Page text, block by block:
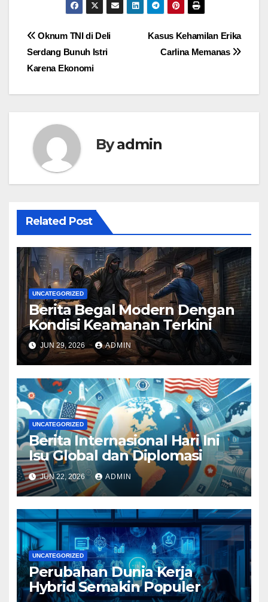
Post
navigation
Kasus Kehamilan Erika
Carlina Memanas
Oknum TNI di Deli
Serdang Bunuh Istri
Karena Ekonomi
Byadmin
Related Post
UNCATEGORIZED
Berita Begal Modern Dengan
Kondisi Keamanan Terkini
JUN 29, 2026 ADMIN
UNCATEGORIZED
Berita Internasional Hari Ini
Isu Global dan Diplomasi
JUN 22, 2026 ADMIN
UNCATEGORIZED
Perubahan Dunia Kerja
Hybrid Semakin Populer